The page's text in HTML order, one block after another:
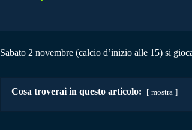
Sabato 2 novembre (calcio d’inizio alle 15) si
Cosa troverai in questo articolo: mostra